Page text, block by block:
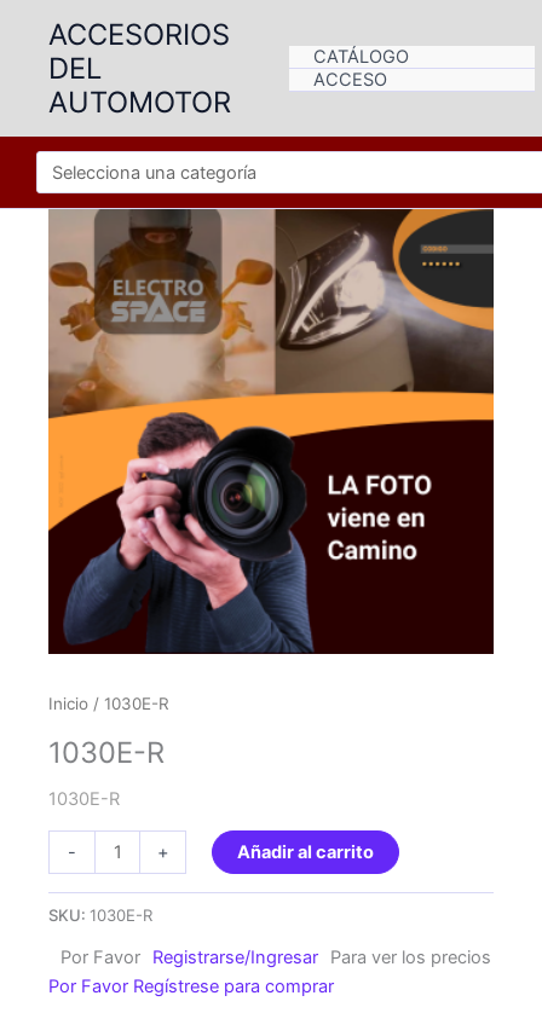
contenido
ACCESORIOS
DEL
AUTOMOTOR
CATÁLOGO
ACCESO
Inicio / 1030E-R
1030E-R
1030E-R
-
R
+ Añadir al carrito
SKU: 1030E-R
Por Favor Registrarse/Ingresar
Para ver los precios
Por Favor Regístrese para comprar